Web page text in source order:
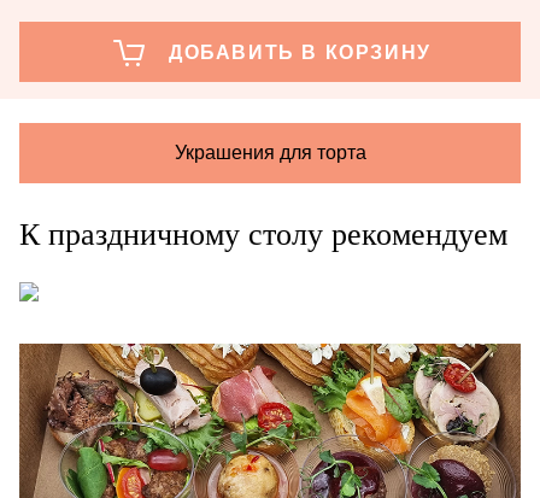
Украшения для торта
К праздничному столу рекомендуем